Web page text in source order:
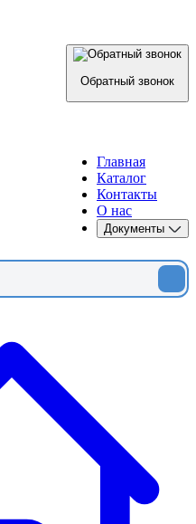
Обратный звонок
Главная
Каталог
Контакты
О нас
Документы